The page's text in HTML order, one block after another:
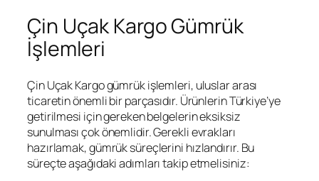
Çin Uçak Kargo Gümrük
İşlemleri
Çin Uçak Kargo gümrük işlemleri, uluslar arası
ticaretin önemli bir parçasıdır. Ürünlerin Türkiye’ye
getirilmesi için gereken belgelerin eksiksiz
sunulması çok önemlidir. Gerekli evrakları
hazırlamak, gümrük süreçlerini hızlandırır. Bu
süreçte aşağıdaki adımları takip etmelisiniz: